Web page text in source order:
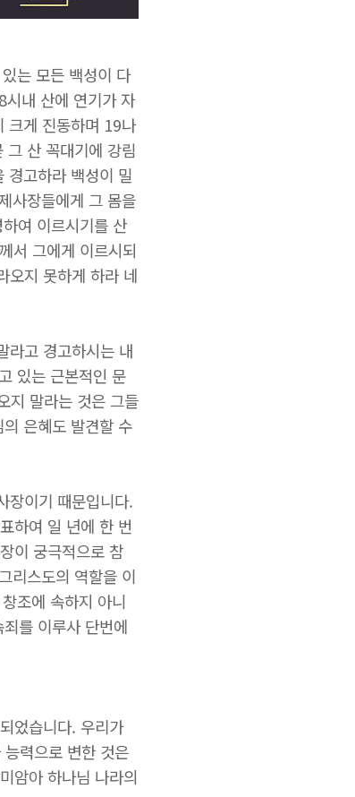
는 모든 백성이 다
내 산에 연기가 자
크게 진동하며 19나
그 산 꼭대기에 강림
경고하라 백성이 밀
사장들에게 그 몸을
여 이르시기를 산
서 그에게 이르시되
오지 못하게 하라 네
라고 경고하시는 내
있는 근본적인 문
지 말라는 것은 그들
은혜도 발견할 수
장이기 때문입니다.
하여 일 년에 한 번
이 궁극적으로 참
리스도의 역할을 이
조에 속하지 아니
를 이루사 단번에
었습니다. 우리가
력으로 변한 것은
암아 하나님 나라의